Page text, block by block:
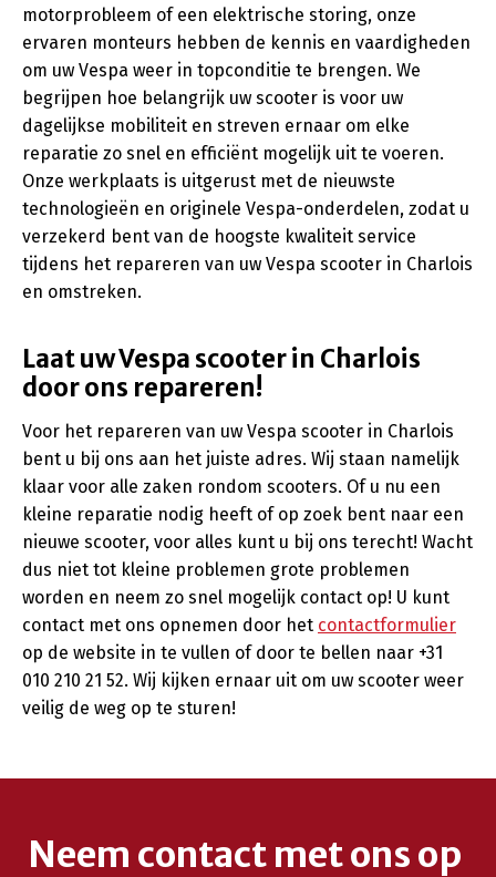
motorprobleem of een elektrische storing, onze
ervaren monteurs hebben de kennis en vaardigheden
om uw Vespa weer in topconditie te brengen. We
begrijpen hoe belangrijk uw scooter is voor uw
dagelijkse mobiliteit en streven ernaar om elke
reparatie zo snel en efficiënt mogelijk uit te voeren.
Onze werkplaats is uitgerust met de nieuwste
technologieën en originele Vespa-onderdelen, zodat u
verzekerd bent van de hoogste kwaliteit service
tijdens het repareren van uw Vespa scooter in Charlois
en omstreken.
Laat uw Vespa scooter in Charlois
door ons repareren!
Voor het repareren van uw Vespa scooter in Charlois
bent u bij ons aan het juiste adres. Wij staan namelijk
klaar voor alle zaken rondom scooters. Of u nu een
kleine reparatie nodig heeft of op zoek bent naar een
nieuwe scooter, voor alles kunt u bij ons terecht! Wacht
dus niet tot kleine problemen grote problemen
worden en neem zo snel mogelijk contact op! U kunt
contact met ons opnemen door het contactformulier
op de website in te vullen of door te bellen naar +31
010 210 21 52. Wij kijken ernaar uit om uw scooter weer
veilig de weg op te sturen!
Neem contact met ons op